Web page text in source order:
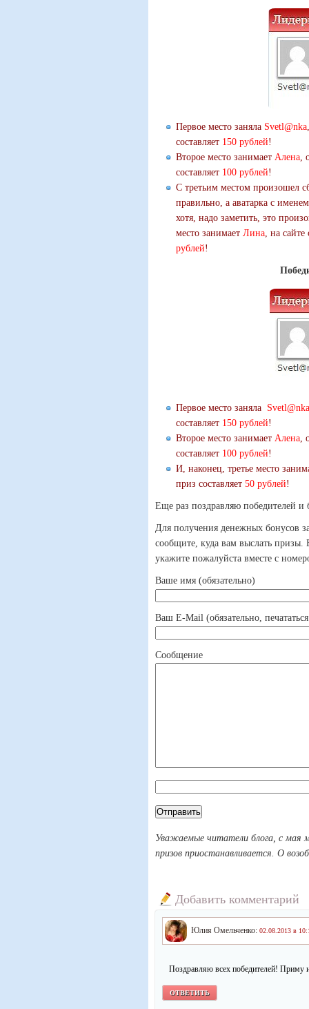
Первое место заняла Svetl@nka
составляет 150 рублей!
Второе место занимает Алена,
составляет 100 рублей!
С третьим местом произошел
правильно, а аватарка с
хотя, надо заметить, это
место занимает Лина, на
рублей!
Первое место заняла Svetl@nka
составляет 150 рублей!
Второе место занимает Алена,
составляет 100 рублей!
И, наконец, третье место
приз составляет 50 рублей!
Еще раз поздравляю победителей и
Для получения денежных бонусов
сообщите, куда вам выслать
укажите пожалуйста вместе с
Ваше имя (обязательно)
Ваш E-Mail (обязательно,
Сообщение
Уважаемые читатели блога, с мая
призов приостанавливается. О
Добавить комментарий
Юлия Омельченко: 02.08.2013 в
Поздравляю всех победителей! Приму
ОТВЕТИТЬ